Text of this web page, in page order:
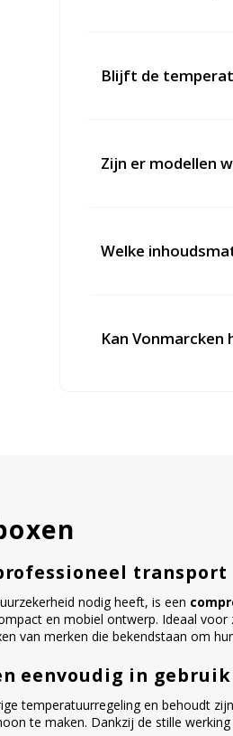
Blijft de
Zijn er modellen
Welke
Kan
transport
nodig heeft, is een
en mobiel ontwerp. Ideaal
van merken die bekendstaan om
eenvoudig in gebruik
temperatuurregeling en behoudt
te maken. Dankzij de stille